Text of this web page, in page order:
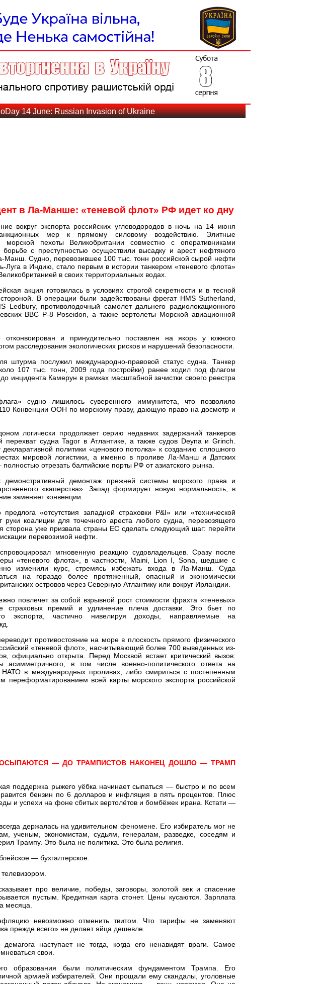
14 June: Russian Invasion of Ukraine
в Ла-Манше: «теневой флот» РФ идет ко дну
вокруг экспорта российских углеводородов в ночь на 14 июня
мер к прямому силовому воздействию. Элитные
морской пехоты Великобритании совместно с оперативниками
борьбе с преступностью осуществили высадку и арест нефтяного
Манш. Судно, перевозившее 100 тыс. тонн российской сырой нефти
Луга в Индию, стало первым в истории танкером «теневого флота»
в своих территориальных водах.
акция готовилась в условиях строгой секретности и в тесной
В операции были задействованы фрегат HMS Sutherland,
Ledbury, противолодочный самолет дальнего радиолокационного
ВВС P-8 Poseidon, а также вертолеты Морской авиационной
и принудительно поставлен на якорь у южного
расследования экологических рисков и нарушений безопасности.
штурма послужил международно-правовой статус судна. Танкер
107 тыс. тонн, 2009 года постройки) ранее ходил под флагом
инцидента Камерун в рамках масштабной зачистки своего реестра
судно лишилось суверенного иммунитета, что позволило
Конвенции ООН по морскому праву, дающую право на досмотр и
логически продолжает серию недавних задержаний танкеров
судна Tagor в Атлантике, а также судов Deyna и Grinch.
политики «ценового потолка» к созданию сплошного
мировой логистики, а именно в проливе Ла-Манш и Датских
отрезать балтийские порты РФ от азиатского рынка.
демонстративный демонтаж прежней системы морского права и
«каперства». Запад формирует новую нормальность, в
заменяет конвенции.
«отсутствия западной страховки P&I» или «технической
руки коалиции для точечного ареста любого судна, перевозящего
сторона уже призвала страны ЕС сделать следующий шаг: перейти
перевозимой нефти.
мгновенную реакцию судовладельцев. Сразу после
«теневого флота», в частности, Maini, Lion I, Sona, шедшие с
изменили курс, стремясь избежать входа в Ла-Манш. Суда
на гораздо более протяженный, опасный и экономически
островов через Северную Атлантику или вокруг Ирландии.
повлечет за собой взрывной рост стоимости фрахта «теневых»
страховых премий и удлинение плеча доставки. Это бьет по
экспорта, частично нивелируя доходы, направляемые на
противостояние на море в плоскость прямого физического
«теневой флот», насчитывающий более 700 выведенных из-
официально открыта. Перед Москвой встает критический вызов:
асимметричного, в том числе военно-политического ответа на
НАТО в международных проливах, либо смириться с постепенным
переформатированием всей карты морского экспорта российской
— ДО ТРАМПИСТОВ НАКОНЕЦ ДОШЛО — ТРАМП
поддержка рыжего уёбка начинает сыпаться — быстро и по всем
бензин по 6 долларов и инфляция в пять процентов. Плюс
и успехи на фоне сбитых вертолётов и бомбёжек ирана. Кстати —
держалась на удивительном феномене. Его избиратель мог не
ученым, экономистам, судьям, генералам, разведке, соседям и
Трампу. Это была не политика. Это была религия.
— бухгалтерское.
про величие, победы, заговоры, золотой век и спасение
пустым. Кредитная карта стонет. Цены кусаются. Зарплата
месяца.
невозможно отменить твитом. Что тарифы не заменяют
прежде всего» не делает яйца дешевле.
наступает не тогда, когда его ненавидят враги. Самое
свои.
образования были политическим фундаментом Трампа. Его
армией избирателей. Они прощали ему скандалы, уголовные